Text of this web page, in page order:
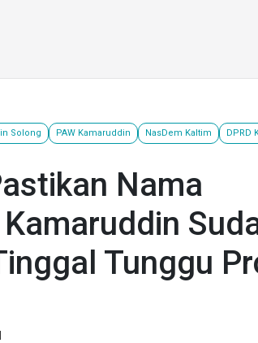
Solong PAW Kamaruddin NasDem Kaltim DPRD
Nama
Tunggu